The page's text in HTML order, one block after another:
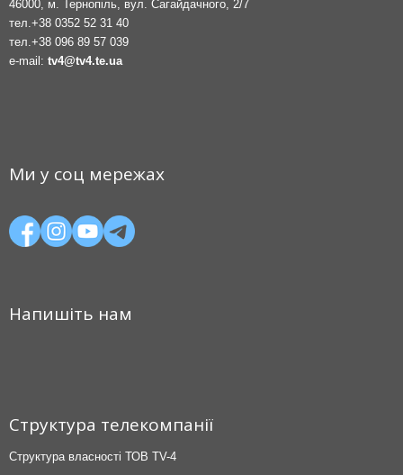
46000, м. Тернопіль, вул. Сагайдачного, 2/7
тел. +38 0352 52 31 40
тел. +38 096 89 57 039
e-mail: tv4@tv4.te.ua
Ми у соц мережах
Напишіть нам
Структура телекомпанії
Структура власності ТОВ TV-4